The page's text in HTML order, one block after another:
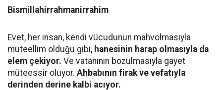
Bismillahirrahmanirrahim
Evet, her insan, kendi vücudunun mahvolmasıyla
müteellim olduğu gibi, hanesinin harap olmasıyla da
elem çekiyor. Ve vatanının bozulmasıyla gayet
müteessir oluyor. Ahbabının firak ve vefatıyla
derinden derine kalbi acıyor.